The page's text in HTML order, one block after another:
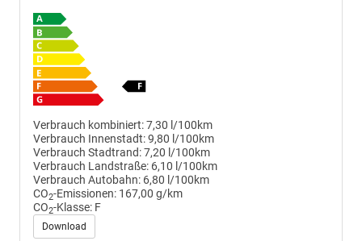
Verbrauch kombiniert:7,30 l/100km
Verbrauch Innenstadt:9,80 l/100km
Verbrauch Stadtrand:7,20 l/100km
Verbrauch Landstraße: 6,10 l/100km
Verbrauch Autobahn: 6,80 l/100km
CO2-Emissionen: 167,00 g/km
CO2-Klasse: F
Download